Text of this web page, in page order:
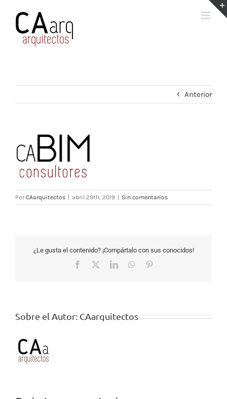
contenido
Anterior
PorCAarquitectos abril 29th, 2019 Sin comentarios
¿Le gusta el contenido? ¡Compártalo con sus conocidos!
Facebook LinkedInWhatsApp
Sobre el Autor: CAarquitectos